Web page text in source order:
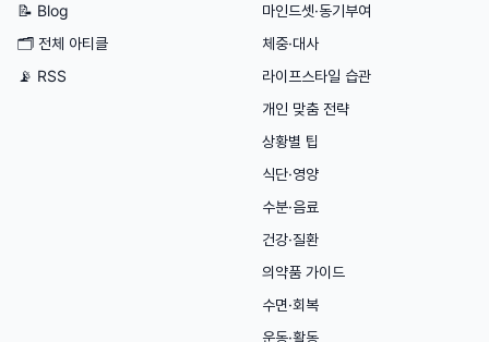
📝 Blog
🗂 전체 아티클
📡 RSS
마인드셋·동기부여
체중·대사
라이프스타일 습관
개인 맞춤 전략
상황별 팁
식단·영양
수분·음료
건강·질환
의약품 가이드
수면·회복
운동·활동